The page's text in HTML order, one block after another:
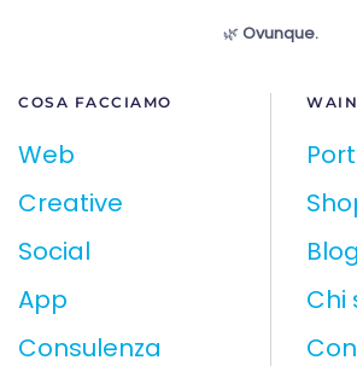
🌿 Ovunque.
COSA FACCIAMO
Web
Creative
Social
App
Consulenza
Blog
Chi